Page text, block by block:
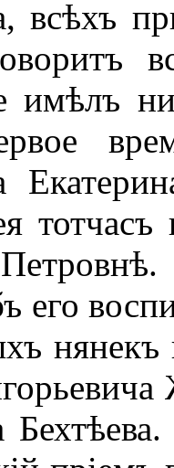
всѣхъ
его
нянекъ